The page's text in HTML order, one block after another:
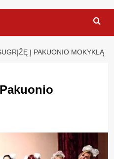
Į PAKUONIO MOKYKLĄ